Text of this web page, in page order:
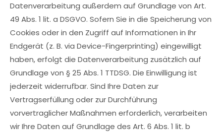
Datenverarbeitung außerdem auf Grundlage von Art.
49 Abs. 1 lit. a DSGVO. Sofern Sie in die Speicherung von
Cookies oder in den Zugriff auf Informationen in Ihr
Endgerät (z. B. via Device-Fingerprinting) eingewilligt
haben, erfolgt die Datenverarbeitung zusätzlich auf
Grundlage von § 25 Abs. 1 TTDSG. Die Einwilligung ist
jederzeit widerrufbar. Sind Ihre Daten zur
Vertragserfüllung oder zur Durchführung
vorvertraglicher Maßnahmen erforderlich, verarbeiten
wir Ihre Daten auf Grundlage des Art. 6 Abs. 1 lit. b